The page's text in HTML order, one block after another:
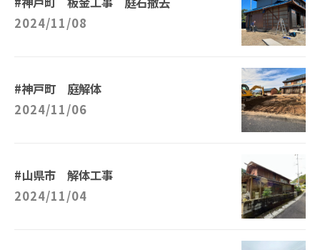
2024/11/08
#神戸町 庭解体
2024/11/06
#山県市 解体工事
2024/11/04